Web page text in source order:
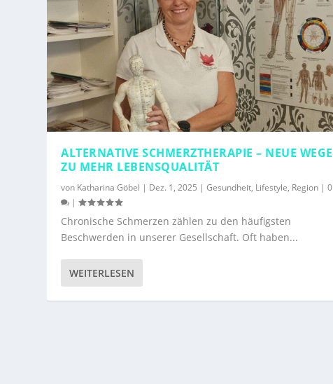
ALTERNATIVE SCHMERZTHERAPIE – NEUE WEGE
ZU MEHR LEBENSQUALITÄT
von Katharina Göbel | Dez. 1, 2025 |Gesundheit, Lifestyle, Region |0
|
Chronische Schmerzen zählen zu den häufigsten
Beschwerden in unserer Gesellschaft. Oft haben...
WEITERLESEN